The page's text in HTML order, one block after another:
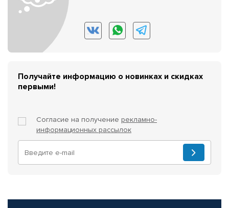
Получайте информацию о новинках и скидках
первыми!
Согласие на получение рекламно-
информационных рассылок